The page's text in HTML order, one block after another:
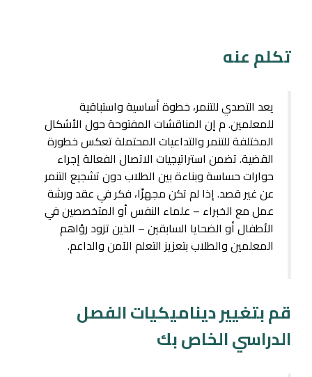
تكلم عنه
يعد التصدي للتنمر، خطوة أساسية واستباقية
للمعلمين. م إن المناقشات المفتوحة حول الأشكال
المختلفة للتنمر والتداعيات المحتملة تعكس خطورة
القضية. تضمن استراتيجيات الاتصال الفعالة إجراء
حوارات حساسة وبناءة بين الطلاب دون تشجيع التنمر
عن غير قصد. إذا لم تكن مجهزًا، فكر في عقد ورشة
عمل مع الخبراء – علماء النفس أو المتخصصين في
الأطفال أو الضحايا السابقين – الذين تزود رؤاهم
المعلمين والطلاب بتعزيز التعلم الآمن والداعم.
قم بتغيير ديناميكيات الفصل
الدراسي الخاص بك